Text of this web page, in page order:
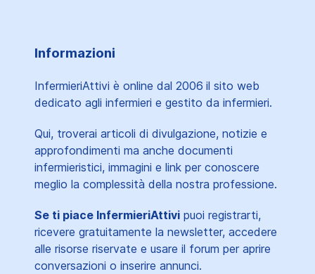
Informazioni
InfermieriAttivi è online dal 2006 il sito web
dedicato agli infermieri e gestito da infermieri.
Qui, troverai articoli di divulgazione, notizie e
approfondimenti ma anche documenti
infermieristici, immagini e link per conoscere
meglio la complessità della nostra professione.
Se ti piace InfermieriAttivi puoi registrarti,
ricevere gratuitamente la newsletter, accedere
alle risorse riservate e usare il forum per aprire
conversazioni o inserire annunci.